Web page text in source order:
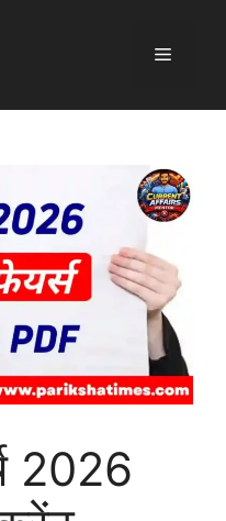
Menu
2026